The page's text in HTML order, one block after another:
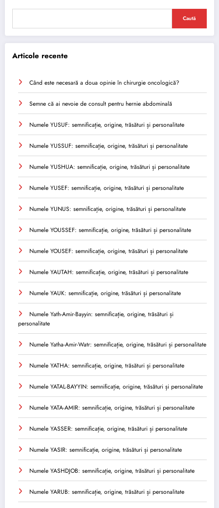
Caută
Articole recente
Când este necesară a doua opinie în chirurgie oncologică?
Semne că ai nevoie de consult pentru hernie abdominală
Numele YUSUF: semnificație, origine, trăsături și personalitate
Numele YUSSUF: semnificație, origine, trăsături și personalitate
Numele YUSHUA: semnificație, origine, trăsături și personalitate
Numele YUSEF: semnificație, origine, trăsături și personalitate
Numele YUNUS: semnificație, origine, trăsături și personalitate
Numele YOUSSEF: semnificație, origine, trăsături și personalitate
Numele YOUSEF: semnificație, origine, trăsături și personalitate
Numele YAUTAH: semnificație, origine, trăsături și personalitate
Numele YAUK: semnificație, origine, trăsături și personalitate
Numele Yath-Amir-Bayyin: semnificație, origine, trăsături și
personalitate
Numele Yatha-Amir-Watr: semnificație, origine, trăsături și personalitate
Numele YATHA: semnificație, origine, trăsături și personalitate
Numele YATAL-BAYYIN: semnificație, origine, trăsături și personalitate
Numele YATA-AMIR: semnificație, origine, trăsături și personalitate
Numele YASSER: semnificație, origine, trăsături și personalitate
Numele YASIR: semnificație, origine, trăsături și personalitate
Numele YASHDJOB: semnificație, origine, trăsături și personalitate
Numele YARUB: semnificație, origine, trăsături și personalitate